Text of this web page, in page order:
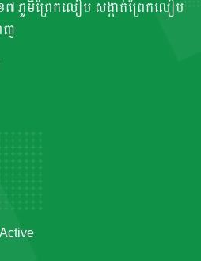
៧ ភូមិព្រែកលៀប សង្កាត់ព្រែកលៀប
ញ
Active